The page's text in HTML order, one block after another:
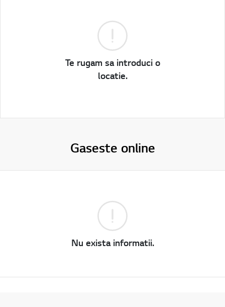
Te rugam sa introduci o
locatie.
Gaseste online
Nu exista informatii.